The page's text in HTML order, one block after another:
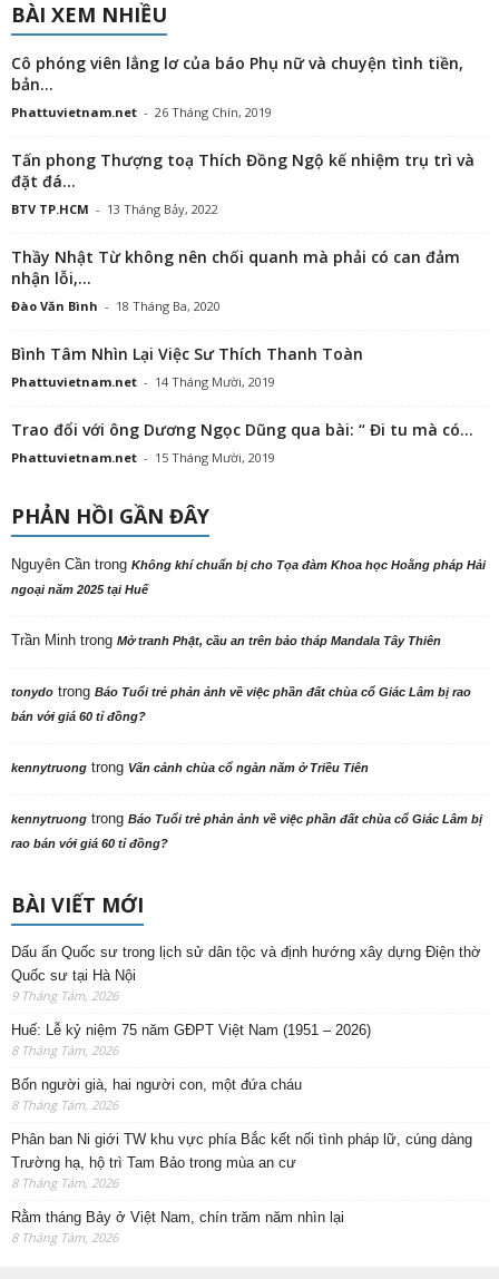
BÀI XEM NHIỀU
Cô phóng viên lẳng lơ của báo Phụ nữ và chuyện tình tiền,
bản...
Phattuvietnam.net - 26 Tháng Chín, 2019
Tấn phong Thượng toạ Thích Đồng Ngộ kế nhiệm trụ trì và
đặt đá...
BTV TP.HCM - 13 Tháng Bảy, 2022
Thầy Nhật Từ không nên chối quanh mà phải có can đảm
nhận lỗi,...
Đào Văn Bình - 18 Tháng Ba, 2020
Bình Tâm Nhìn Lại Việc Sư Thích Thanh Toàn
Phattuvietnam.net - 14 Tháng Mười, 2019
Trao đổi với ông Dương Ngọc Dũng qua bài: “ Đi tu mà có...
Phattuvietnam.net - 15 Tháng Mười, 2019
PHẢN HỒI GẦN ĐÂY
Nguyên Cần trong Không khí chuẩn bị cho Tọa đàm Khoa học Hoằng pháp Hải
ngoại năm 2025 tại Huế
Trần Minh trong Mở tranh Phật, cầu an trên bảo tháp Mandala Tây Thiên
tonydo trong Báo Tuổi trẻ phản ảnh về việc phần đất chùa cổ Giác Lâm bị rao
bán với giá 60 tỉ đồng?
kennytruong trong Vãn cảnh chùa cổ ngàn năm ở Triều Tiên
kennytruong trong Báo Tuổi trẻ phản ảnh về việc phần đất chùa cổ Giác Lâm bị
rao bán với giá 60 tỉ đồng?
BÀI VIẾT MỚI
Dấu ấn Quốc sư trong lịch sử dân tộc và định hướng xây dựng Điện thờ
Quốc sư tại Hà Nội
9 Tháng Tám, 2026
Huế: Lễ kỷ niệm 75 năm GĐPT Việt Nam (1951 – 2026)
8 Tháng Tám, 2026
Bốn người già, hai người con, một đứa cháu
8 Tháng Tám, 2026
Phân ban Ni giới TW khu vực phía Bắc kết nối tình pháp lữ, cúng dàng
Trường hạ, hộ trì Tam Bảo trong mùa an cư
8 Tháng Tám, 2026
Rằm tháng Bảy ở Việt Nam, chín trăm năm nhìn lại
8 Tháng Tám, 2026